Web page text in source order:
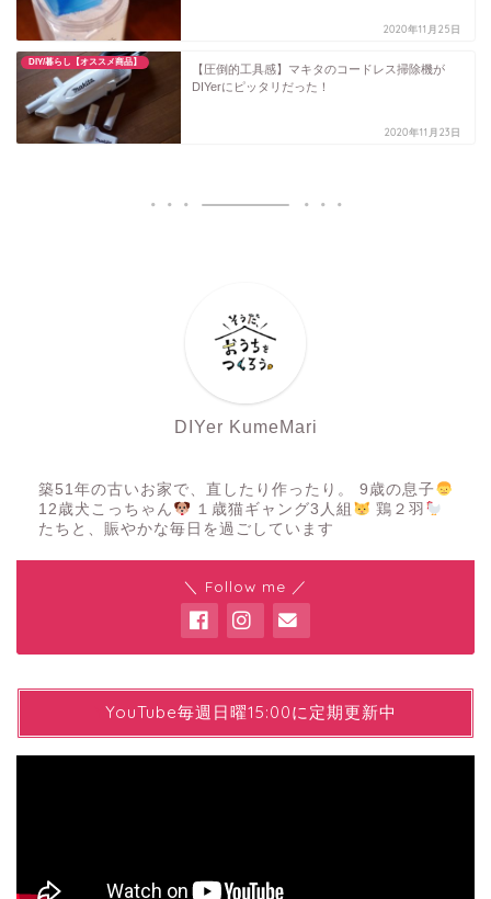
2020年11月25日
DIY/暮らし【オススメ商品】
【圧倒的工具感】マキタのコードレス掃除機が
DIYerにピッタリだった！
2020年11月23日
DIYer KumeMari
築51年の古いお家で、直したり作ったり。 9歳の息子
12歳犬こっちゃん
１歳猫ギャング3人組
鶏２羽
たちと、賑やかな毎日を過ごしています
＼ Follow me ／
YYouTube毎週日曜15:00に定期更新中